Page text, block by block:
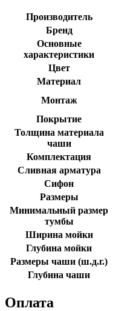
Производитель
Бренд
Основные
характеристики
Цвет
Материал
Монтаж
Покрытие
Толщина материала
чаши
Комплектация
Сливная арматура
Сифон
Размеры
Минимальный размер
тумбы
Ширина мойки
Глубина мойки
Размеры чаши (ш.д.г.)
Глубина чаши
Оплата